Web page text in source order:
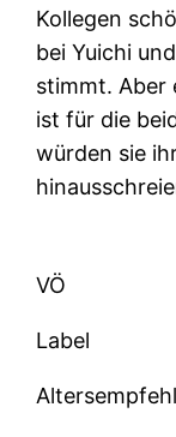
Kollegen
bei Yuichi
stimmt. Aber
ist für die
würden sie
VÖ
Label